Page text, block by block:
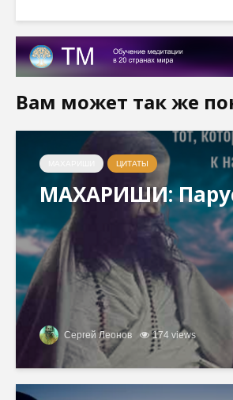
Вам может так же
ЦИТАТЫ
МАХАРИШИ:
Сергей Леонов 174 views